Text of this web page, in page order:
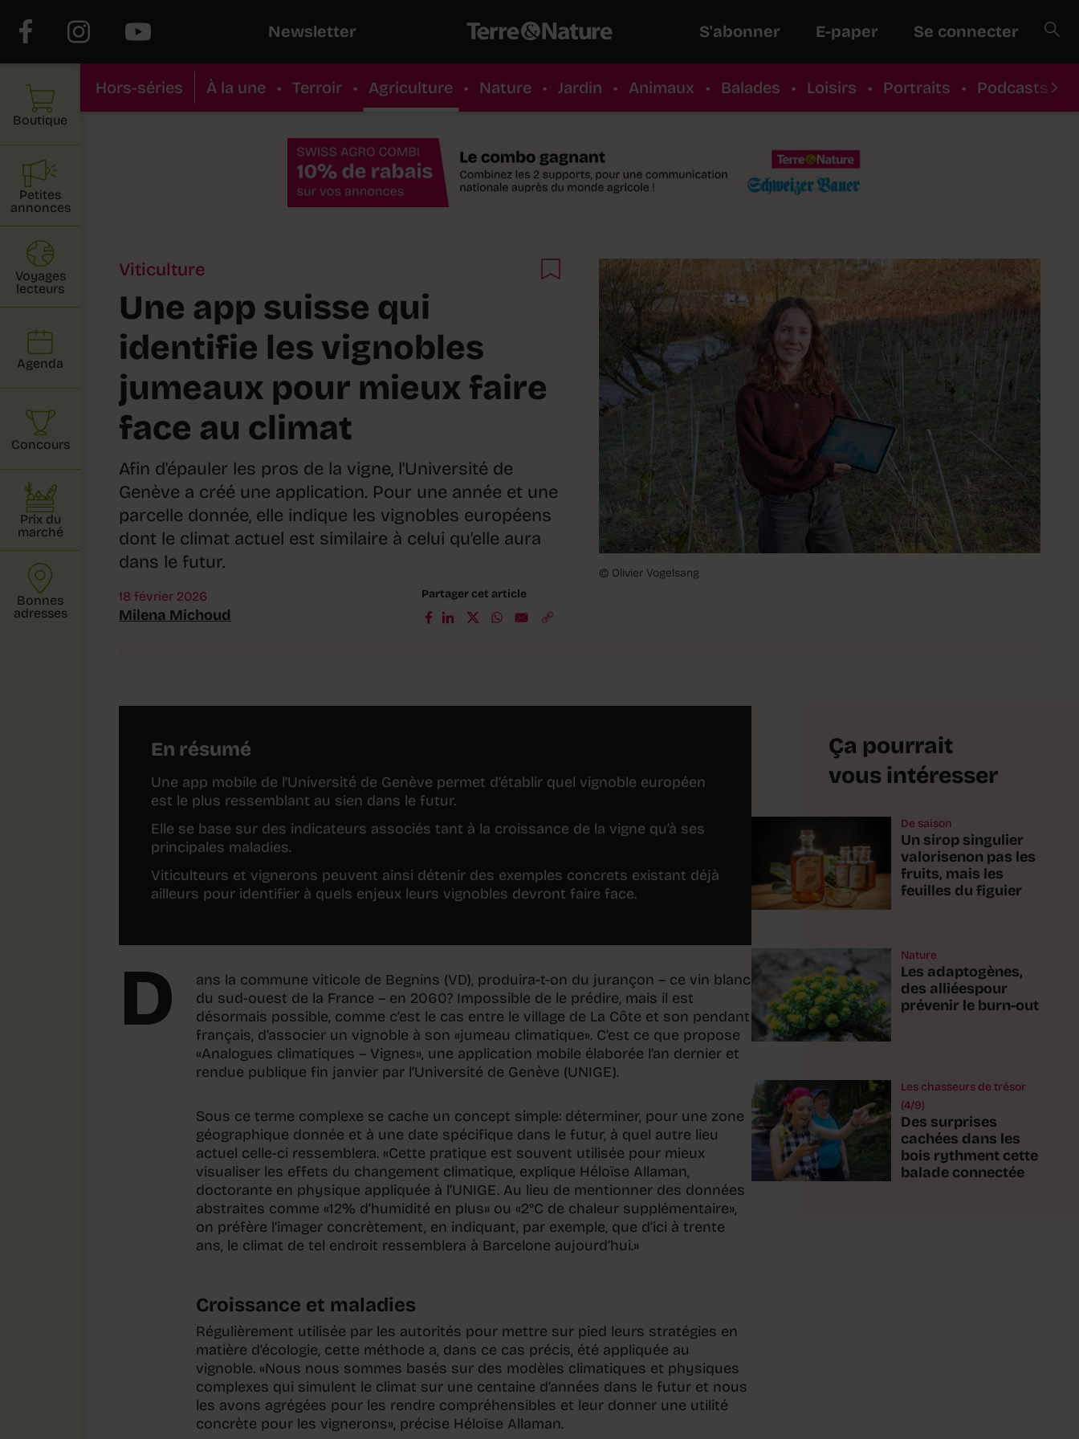
Newsletter S'abonner E-paper Se connecter
Hors-séries À la une • Terroir • Agriculture • Nature • Jardin • Animaux • Balades • Loisirs • Portraits • Podcasts
Viticulture
Une app suisse qui
identifie les vignobles
jumeaux pour mieux faire
face au climat
Afin d'épauler les pros de la vigne, l'Université de
Genève a créé une application. Pour une année et une
parcelle donnée, elle indique les vignobles européens
dont le climat actuel est similaire à celui qu'elle aura
dans le futur.
18 février 2026
Milena Michoud
Partager cet article
© Olivier Vogelsang
En résumé
Une app mobile de l’Université de Genève permet d’établir quel vignoble européen
est le plus ressemblant au sien dans le futur.
Elle se base sur des indicateurs associés tant à la croissance de la vigne qu’à ses
principales maladies.
Viticulteurs et vignerons peuvent ainsi détenir des exemples concrets existant déjà
ailleurs pour identifier à quels enjeux leurs vignobles devront faire face.
D
ans la commune viticole de Begnins (VD), produira-t-on du jurançon – ce vin blanc
du sud-ouest de la France – en 2060? Impossible de le prédire, mais il est
désormais possible, comme c’est le cas entre le village de La Côte et son pendant
français, d’associer un vignoble à son «jumeau climatique». C’est ce que propose
«Analogues climatiques – Vignes», une application mobile élaborée l’an dernier et
rendue publique fin janvier par l’Université de Genève (UNIGE).
Sous ce terme complexe se cache un concept simple: déterminer, pour une zone
géographique donnée et à une date spécifique dans le futur, à quel autre lieu
actuel celle-ci ressemblera. «Cette pratique est souvent utilisée pour mieux
visualiser les effets du changement climatique, explique Héloïse Allaman,
doctorante en physique appliquée à l’UNIGE. Au lieu de mentionner des données
abstraites comme «12% d’humidité en plus» ou «2°C de chaleur supplémentaire»,
on préfère l’imager concrètement, en indiquant, par exemple, que d’ici à trente
ans, le climat de tel endroit ressemblera à Barcelone aujourd’hui.»
Croissance et maladies
Régulièrement utilisée par les autorités pour mettre sur pied leurs stratégies en
matière d’écologie, cette méthode a, dans ce cas précis, été appliquée au
vignoble. «Nous nous sommes basés sur des modèles climatiques et physiques
complexes qui simulent le climat sur une centaine d’années dans le futur et nous
les avons agrégées pour les rendre compréhensibles et leur donner une utilité
concrète pour les vignerons», précise Héloïse Allaman.
Ça pourrait
vous intéresser
De saison
Un sirop singulier
valorisenon pas les
fruits, mais les
feuilles du figuier
Nature
Les adaptogènes,
des alliéespour
prévenir le burn-out
Les chasseurs de trésor
(4/9)
Des surprises
cachées dans les
bois rythment cette
balade connectée
Boutique
Petites
annonces
Voyages
lecteurs
Agenda
Concours
Prix du
marché
Bonnes
adresses